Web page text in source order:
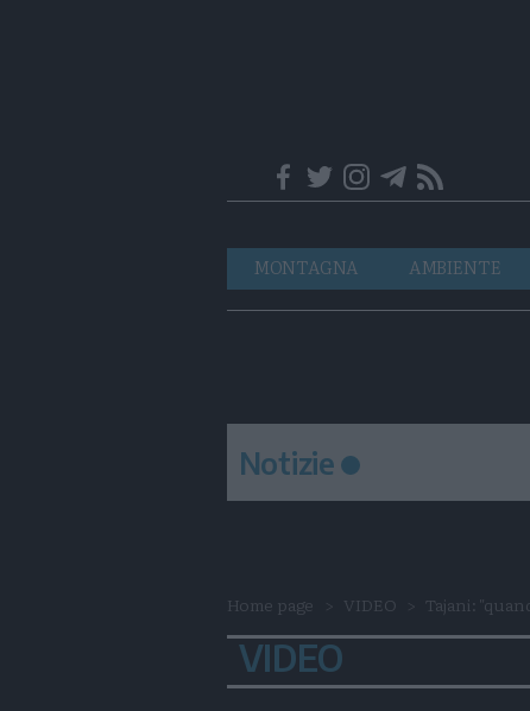
Navigazione
principale
MONTAGNA AMBIENTE
Notizie
Home page VIDEO Tajani:
VIDEO